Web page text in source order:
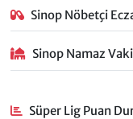
Sinop Nöbetçi
Sinop Namaz
Süper Lig Puan